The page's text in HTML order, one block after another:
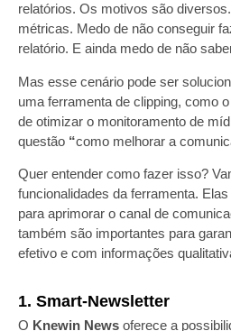
relatórios. Os motivos são
métricas. Medo de não conseguir
relatório. E ainda medo de não
Mas esse cenário pode ser
uma ferramenta de clipping, como o
de otimizar o monitoramento de
questão “como melhorar a
Quer entender como fazer isso?
funcionalidades da ferramenta.
para aprimorar o canal de
também são importantes para
efetivo e com informações
1. Smart-Newsletter
O Knewin News oferece a